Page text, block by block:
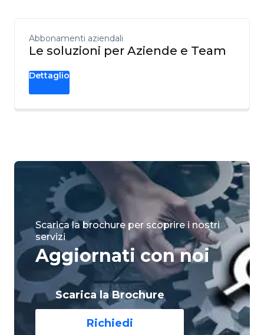
Abbonamenti aziendali
Le soluzioni per Aziende e Team
Dettaglio
Scarica la brochure per scoprire i nostri
servizi
Aggiornati con noi
Scarica la Brochure
Richiedi